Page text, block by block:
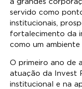
servido como
institucionais,
fortalecimento da
como um
O primeiro ano de
atuação da Invest
institucional e na